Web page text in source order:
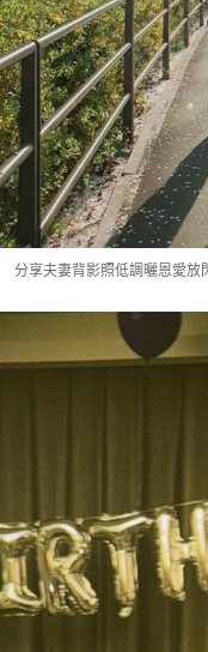
分享夫妻背影照低調曬恩愛放